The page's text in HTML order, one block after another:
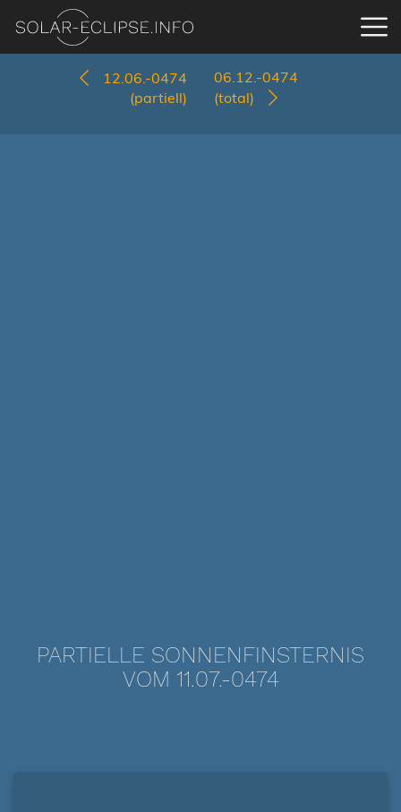
12.06.-0474
(partiell)
06.12.-0474
(total)
PARTIELLE SONNENFINSTERNIS
VOM 11.07.-0474